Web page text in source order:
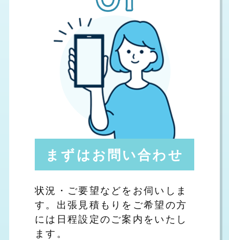
まずはお問い合わせ
状況・ご要望などをお伺いしま
す。出張見積もりをご希望の方
には日程設定のご案内をいたし
ます。